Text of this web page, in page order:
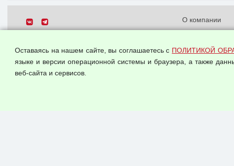
Все права защищены.
О компании
Согласием на
данных
Оставаясь на нашем сайте, вы соглашаетесь с ПОЛИТИКОЙ
языке и версии операционной системы и браузера, а также
веб-сайта и сервисов.